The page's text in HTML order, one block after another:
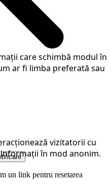
care schimbă modul în
ar fi limba preferată sau
vizitatorii cu
în mod anonim.
un link pentru resetarea